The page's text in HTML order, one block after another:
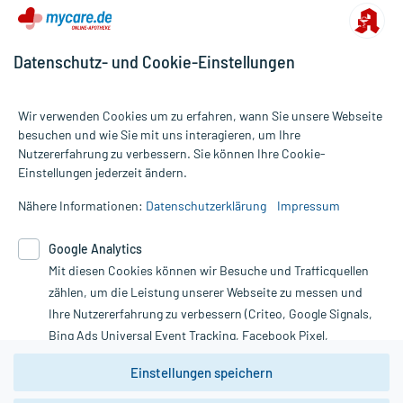
Alle Preise gelten inkl. MwSt., ggf. zzgl. Versandkosten
Informationen auf dieser Website werden ausschließlich für
die Untersuchung und Behandlung durch einen Arzt. Bitte
Therapien eingeleitet werden können. | Diese Webseite benutzt
Google Analytics. Lesen Sie bitte dazu die wichtigen Hinweise in
unserer Datenschutzerklärung. Für den Widerruf einer Bestellung
nutzen Sie das Formular:
Vertrag widerrufen
Datenschutz- und Cookie-Einstellungen
Wir verwenden Cookies um zu erfahren, wann Sie unsere Webseite
besuchen und wie Sie mit uns interagieren, um Ihre
Nutzererfahrung zu verbessern. Sie können Ihre Cookie-
Einstellungen jederzeit ändern.
Nähere Informationen: Datenschutzerklärung Impressum
Google Analytics
Mit diesen Cookies können wir Besuche und Trafficquellen
zählen, um die Leistung unserer Webseite zu messen und
Ihre Nutzererfahrung zu verbessern (Criteo, Google Signals,
Bing Ads Universal Event Tracking, Facebook Pixel,
Youtube-Social Plugin).
Wir weisen darauf hin, dass die
Einstellungen speichern